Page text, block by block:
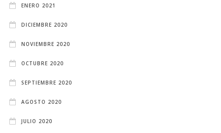
ENERO 2021
DICIEMBRE 2020
NOVIEMBRE 2020
OCTUBRE 2020
SEPTIEMBRE 2020
AGOSTO 2020
JULIO 2020